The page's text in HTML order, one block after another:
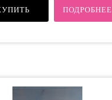
ПОДРОБНЕЕ